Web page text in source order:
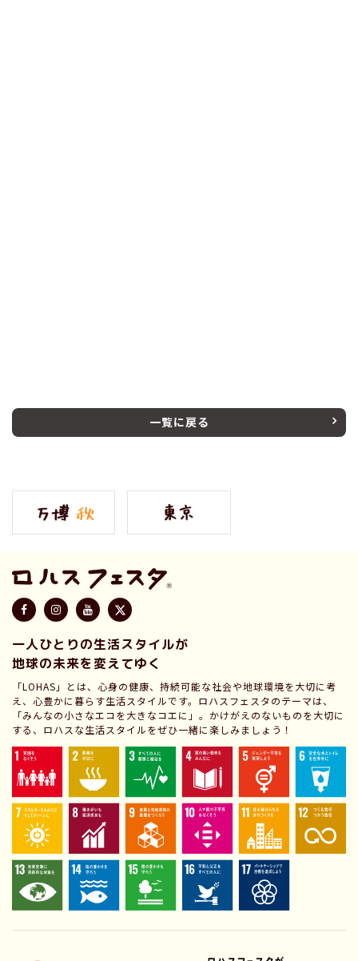
一覧に戻る
一人ひとりの生活スタイルが
地球の未来を変えてゆく
「LOHAS」とは、心身の健康、持続可能な社会や地球環境を大切に考
え、心豊かに暮らす生活スタイルです。ロハスフェスタのテーマは、
「みんなの小さなエコを大きなコエに」。かけがえのないものを大切に
する、ロハスな生活スタイルをぜひ一緒に楽しみましょう！